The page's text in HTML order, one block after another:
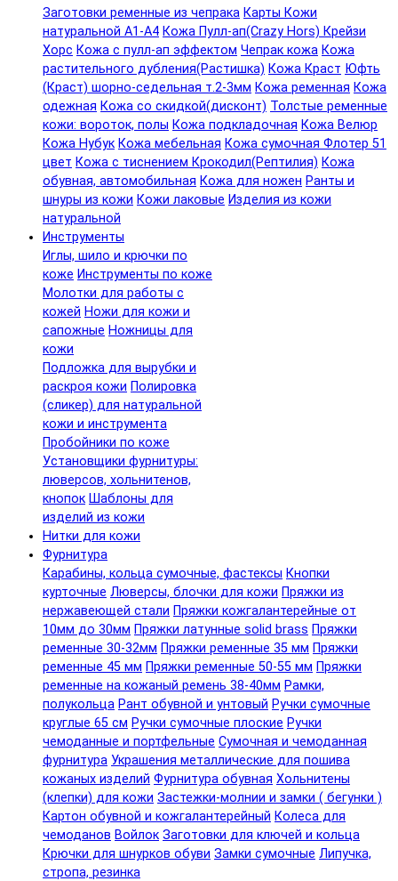
Заготовки ременные из чепрака Карты Кожи
натуральной А1-А4 Кожа Пулл-ап(Crazy Hors) Крейзи
Хорс Кожа с пулл-ап эффектом Чепрак кожа Кожа
растительного дубления(Растишка) Кожа Краст Юфть
(Краст) шорно-седельная т.2-3мм Кожа ременная Кожа
одежная Кожа со скидкой(дисконт) Толстые ременные
кожи: вороток, полы Кожа подкладочная Кожа Велюр
Кожа Нубук Кожа мебельная Кожа сумочная Флотер 51
цвет Кожа с тиснением Крокодил(Рептилия) Кожа
обувная, автомобильная Кожа для ножен Ранты и
шнуры из кожи Кожи лаковые Изделия из кожи
натуральной
Инструменты
Иглы, шило и крючки по
коже Инструменты по коже
Молотки для работы с
кожей Ножи для кожи и
сапожные Ножницы для
кожи
Подложка для вырубки и
раскроя кожи Полировка
(сликер) для натуральной
кожи и инструмента
Пробойники по коже
Установщики фурнитуры:
люверсов, хольнитенов,
кнопок Шаблоны для
изделий из кожи
Нитки для кожи
Фурнитура
Карабины, кольца сумочные, фастексы Кнопки
курточные Люверсы, блочки для кожи Пряжки из
нержавеющей стали Пряжки кожгалантерейные от
10мм до 30мм Пряжки латунные solid brass Пряжки
ременные 30-32мм Пряжки ременные 35 мм Пряжки
ременные 45 мм Пряжки ременные 50-55 мм Пряжки
ременные на кожаный ремень 38-40мм Рамки,
полукольца Рант обувной и унтовый Ручки сумочные
круглые 65 см Ручки сумочные плоские Ручки
чемоданные и портфельные Сумочная и чемоданная
фурнитура Украшения металлические для пошива
кожаных изделий Фурнитура обувная Хольнитены
(клепки) для кожи Застежки-молнии и замки ( бегунки )
Картон обувной и кожгалантерейный Колеса для
чемоданов Войлок Заготовки для ключей и кольца
Крючки для шнурков обуви Замки сумочные Липучка,
стропа, резинка